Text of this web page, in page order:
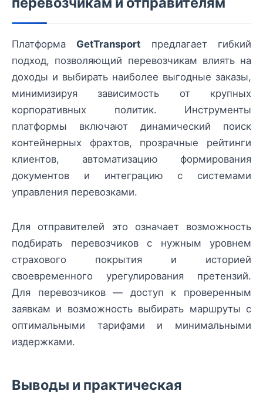
Платформа GetTransport предлагает гибкий
подход, позволяющий перевозчикам влиять на
доходы и выбирать наиболее выгодные заказы,
минимизируя зависимость от крупных
корпоративных политик. Инструменты
платформы включают динамический поиск
контейнерных фрахтов, прозрачные рейтинги
клиентов, автоматизацию формирования
документов и интеграцию с системами
управления перевозками.
Для отправителей это означает возможность
подбирать перевозчиков с нужным уровнем
страхового покрытия и историей
своевременного урегулирования претензий.
Для перевозчиков — доступ к проверенным
заявкам и возможность выбирать маршруты с
оптимальными тарифами и минимальными
издержками.
Выводы и практическая